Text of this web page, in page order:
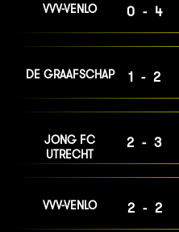
VVV-VENLO 0-4
DE GRAAFSCHAP 1-2
JONG FC
UTRECHT
2-3
VVV-VENLO 2-2